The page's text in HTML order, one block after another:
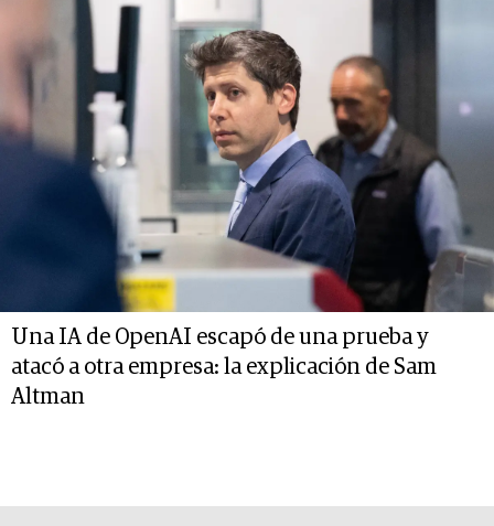
Una IA de OpenAI escapó de una prueba y
atacó a otra empresa: la explicación de Sam
Altman